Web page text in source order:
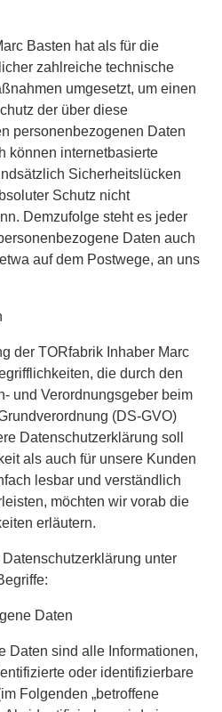
Basten hat als für die
zahlreiche technische
umgesetzt, um einen
der über diese
personenbezogenen Daten
können internetbasierte
Sicherheitslücken
Schutz nicht
Demzufolge steht es jeder
Daten auch
auf dem Postwege, an uns
der TORfabrik Inhaber Marc
die durch den
und Verordnungsgeber beim
(DS-GVO)
Datenschutzerklärung soll
als auch für unsere Kunden
lesbar und verständlich
möchten wir vorab die
erläutern.
unter
Daten
Daten sind alle Informationen,
oder identifizierbare
Folgenden „betroffene